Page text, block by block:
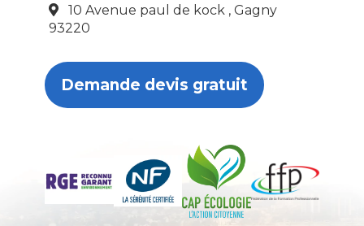
10 Avenue paul de kock , Gagny
93220
Demande devis gratuit